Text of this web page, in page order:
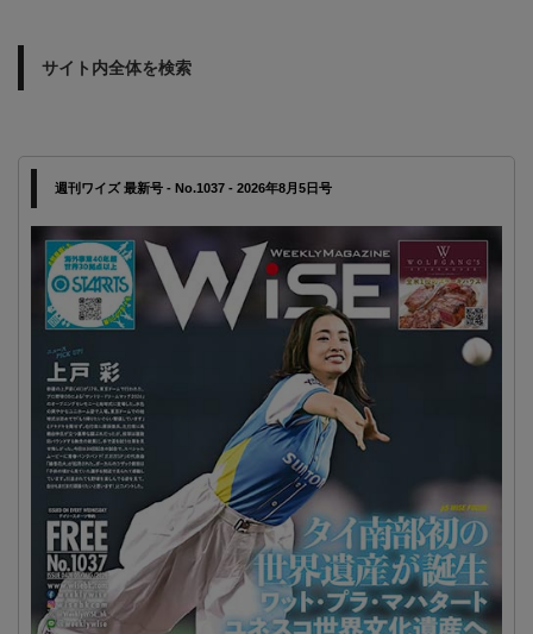
サイト内全体を検索
週刊ワイズ 最新号 - No.1037 - 2026年8月5日号